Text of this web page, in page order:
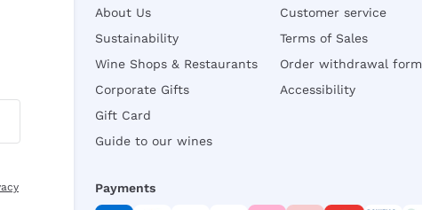
About Us
Sustainability
Wine Shops & Restaurants
Corporate Gifts
Gift Card
Guide to our wines
Customer service
Terms of Sales
Order withdrawal form
Accessibility
Payments